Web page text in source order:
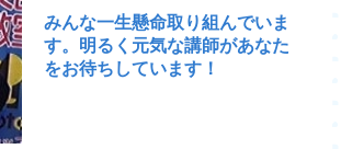
みんな一生懸命取り組んでいま
す。明るく元気な講師があなた
をお待ちしています！